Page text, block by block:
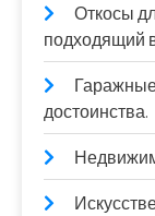
Откосы
подходящий
Гаражные
достоинства.